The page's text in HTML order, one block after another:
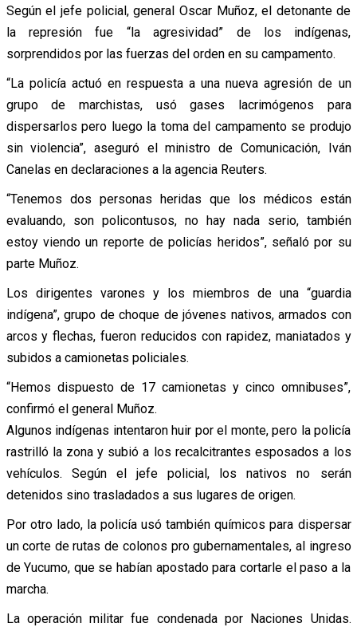
Según el jefe policial, general Oscar Muñoz, el detonante de
la represión fue “la agresividad” de los indígenas,
sorprendidos por las fuerzas del orden en su campamento.
“La policía actuó en respuesta a una nueva agresión de un
grupo de marchistas, usó gases lacrimógenos para
dispersarlos pero luego la toma del campamento se produjo
sin violencia”, aseguró el ministro de Comunicación, Iván
Canelas en declaraciones a la agencia Reuters.
“Tenemos dos personas heridas que los médicos están
evaluando, son policontusos, no hay nada serio, también
estoy viendo un reporte de policías heridos”, señaló por su
parte Muñoz.
Los dirigentes varones y los miembros de una “guardia
indígena”, grupo de choque de jóvenes nativos, armados con
arcos y flechas, fueron reducidos con rapidez, maniatados y
subidos a camionetas policiales.
“Hemos dispuesto de 17 camionetas y cinco omnibuses”,
confirmó el general Muñoz.
Algunos indígenas intentaron huir por el monte, pero la policía
rastrilló la zona y subió a los recalcitrantes esposados a los
vehículos. Según el jefe policial, los nativos no serán
detenidos sino trasladados a sus lugares de origen.
Por otro lado, la policía usó también químicos para dispersar
un corte de rutas de colonos pro gubernamentales, al ingreso
de Yucumo, que se habían apostado para cortarle el paso a la
marcha.
La operación militar fue condenada por Naciones Unidas.